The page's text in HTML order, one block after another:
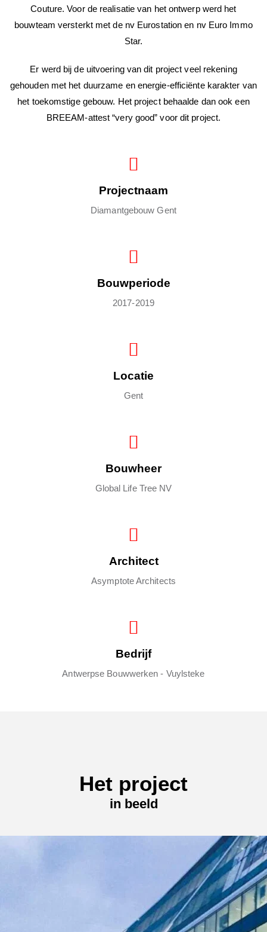
Couture. Voor de realisatie van het ontwerp werd het
bouwteam versterkt met de nv Eurostation en nv Euro Immo
Star.
Er werd bij de uitvoering van dit project veel rekening
gehouden met het duurzame en energie-efficiënte karakter van
het toekomstige gebouw. Het project behaalde dan ook een
BREEAM-attest “very good” voor dit project.
Projectnaam
Diamantgebouw Gent
Bouwperiode
2017-2019
Locatie
Gent
Bouwheer
Global Life Tree NV
Architect
Asymptote Architects
Bedrijf
Antwerpse Bouwwerken - Vuylsteke
Het project
in beeld